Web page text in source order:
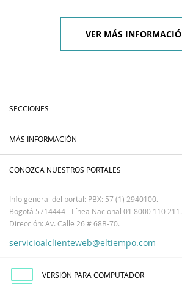
VER MÁS
SECCIONES
MÁS INFORMACIÓN
CONOZCA NUESTROS PORTALES
Info general del portal: PBX: 57 (1) 2940100.
Bogotá 5714444 - Línea Nacional 01 8000 110 211.
Dirección: Av. Calle 26 # 68B-70.
servicioalclienteweb@eltiempo.com
VERSIÓN PARA COMPUTADOR